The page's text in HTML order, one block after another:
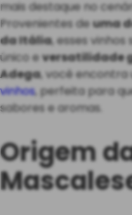
mais destaque no
Provenientes deuma
da Itália, esses
único eversatilidade
Adega, você
vinhos, perfeita para
sabores e aromas.
Origem